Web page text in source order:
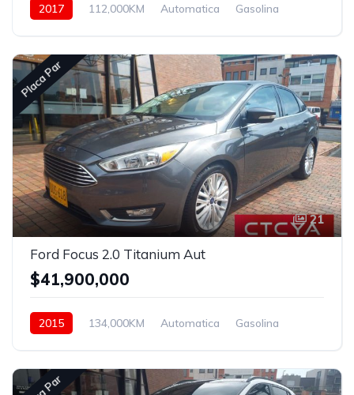
2017 112,000KM Automatica
Gasolina
Placa Par
21
Ford Focus 2.0 Titanium Aut
$41,900,000
2015 134,000KM Automatica
Gasolina